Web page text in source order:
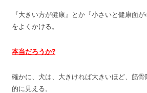
『大きい方が健康』とか『小さいと健康面
をよくかける。
本当だろうか?
確かに、犬は、大きければ大きいほど、筋
的に見える。